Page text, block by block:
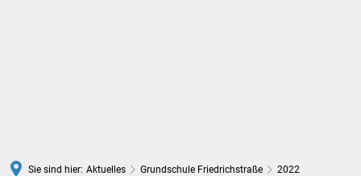
Sie sind hier: Aktuelles Grundschule Friedrichstraße
2022